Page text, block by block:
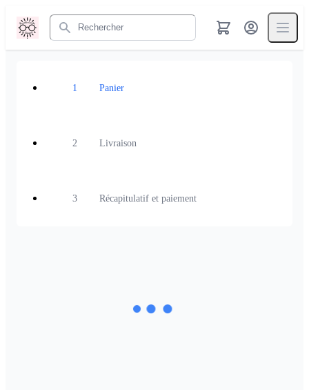
Rechercher
1 Panier
2 Livraison
3 Récapitulatif et paiement